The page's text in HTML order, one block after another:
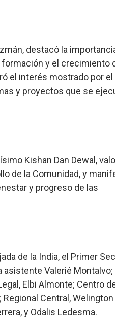
destacó la
y el crecimiento
el interés mostrado por el
y proyectos que se
Kishan Dan Dewal,
de la Comunidad, y
y progreso de las
de la India, el Primer
asistente Valerié Montalvo;
Elbi Almonte; Centro
Central, Welington
y Odalis Ledesma.